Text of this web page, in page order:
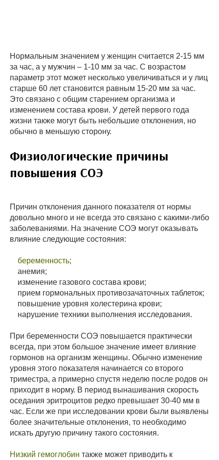
Нормальным значением у женщин считается 2-15 мм
за час, а у мужчин – 1-10 мм за час. С возрастом
параметр этот может несколько увеличиваться и у лиц
старше 60 лет становится равным 15-20 мм за час.
Это связано с общим старением организма и
изменением состава крови. У детей первого года
жизни также могут быть небольшие отклонения, но
обычно в меньшую сторону.
Физиологические причины
повышения СОЭ
Причин отклонения данного показателя от нормы
довольно много и не всегда это связано с какими-либо
заболеваниями. На значение СОЭ могут оказывать
влияние следующие состояния:
беременность;
анемия;
изменение газового состава крови;
прием гормональных противозачаточных таблеток;
повышение уровня холестерина крови;
нарушение техники выполнения исследования.
При беременности СОЭ повышается практически
всегда, при этом большое значение имеет влияние
гормонов на организм женщины. Обычно изменение
уровня этого показателя начинается со второго
триместра, а примерно спустя неделю после родов он
приходит в норму. В период вынашивания скорость
оседания эритроцитов редко превышает 30-40 мм в
час. Если же при исследовании крови были выявлены
более значительные отклонения, то необходимо
искать другую причину такого состояния.
Низкий гемоглобин также может приводить к